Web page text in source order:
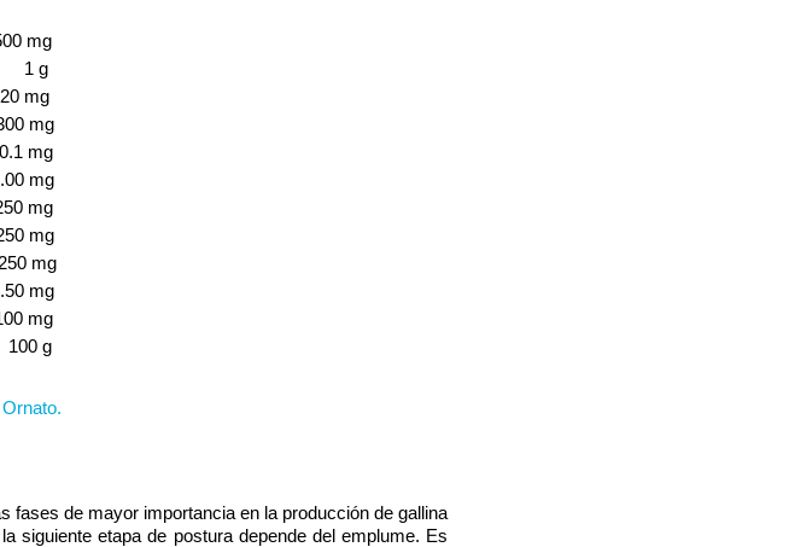
g
mg
mg
mg
g
fases de mayor importancia en la producción de gallina
siguiente etapa de postura depende del emplume. Es